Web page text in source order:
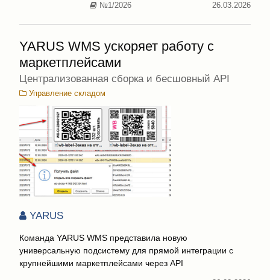
№1/2026 26.03.2026
YARUS WMS ускоряет работу с
маркетплейсами
Централизованная сборка и бесшовный API
Управление складом
YARUS
Команда YARUS WMS представила новую
универсальную подсистему для прямой интеграции с
крупнейшими маркетплейсами через API